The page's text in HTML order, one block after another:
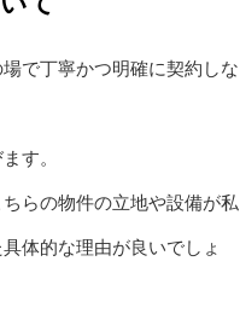
で丁寧かつ明確に契約しな
す。
らの物件の立地や設備が私
体的な理由が良いでしょ